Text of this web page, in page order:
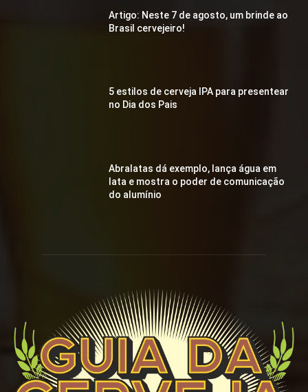
Artigo: Neste 7 de agosto, um brinde ao
Brasil cervejeiro!
5 estilos de cerveja IPA para presentear
no Dia dos Pais
Abralatas dá exemplo, lança água em
lata e mostra o poder de comunicação
do alumínio